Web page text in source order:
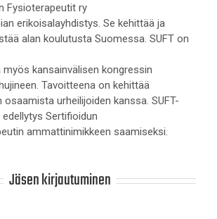
Fysioterapeutit ry
erikoisalayhdistys. Se kehittää ja
alan koulutusta Suomessa. SUFT on
kansainvälisen kongressin
Tavoitteena on kehittää
urheilijoiden kanssa. SUFT-
Sertifioidun
ammattinimikkeen saamiseksi.
Jäsen kirjautuminen